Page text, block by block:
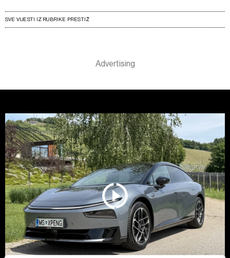
SVE VIJESTI IZ RUBRIKE PRESTIŽ